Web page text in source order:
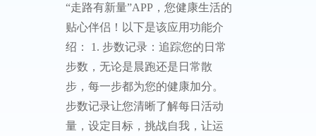
“走路有新量”APP，您健康生活的
贴心伴侣！以下是该应用功能介
绍： 1. 步数记录：追踪您的日常
步数，无论是晨跑还是日常散
步，每一步都为您的健康加分。
步数记录让您清晰了解每日活动
量，设定目标，挑战自我，让运